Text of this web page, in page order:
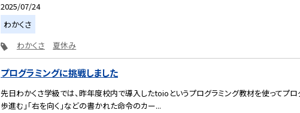
2025/07/24
わかくさ
わかくさ
夏休み
プログラミングに挑戦しました
先日わかくさ学級では、昨年度校内で導入したtoioというプログラミング教材を使ってプロ
歩進む」「右を向く」などの書かれた命令のカー...